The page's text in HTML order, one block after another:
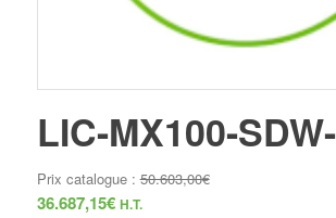
LIC-MX100-
Prix catalogue :50.603,00€
36.687,15€ H.T.